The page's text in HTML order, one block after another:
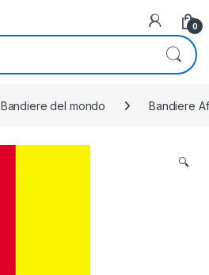
0
Bandiere del mondo Bandiere
🔍